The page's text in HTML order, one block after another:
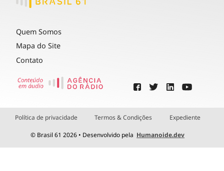
Quem Somos
Mapa do Site
Contato
Política de privacidade Termos & Condições Expediente
© Brasil 61 2026 • Desenvolvido pela Humanoide.dev